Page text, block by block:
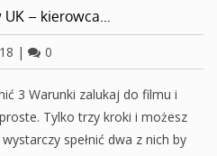
UK – kierowca…
| 0
3 Warunki zalukaj do filmu i
Tylko trzy kroki i możesz
spełnić dwa z nich by